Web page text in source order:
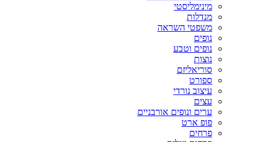
מינימליסטי
מנדלות
משפטי השראה
נופים
נופים וטבע
נוצות
סוריאליזם
ספורט
עיצוב נורדי
עצים
ערים ונופים אורבניים
פופ ארט
פרחים